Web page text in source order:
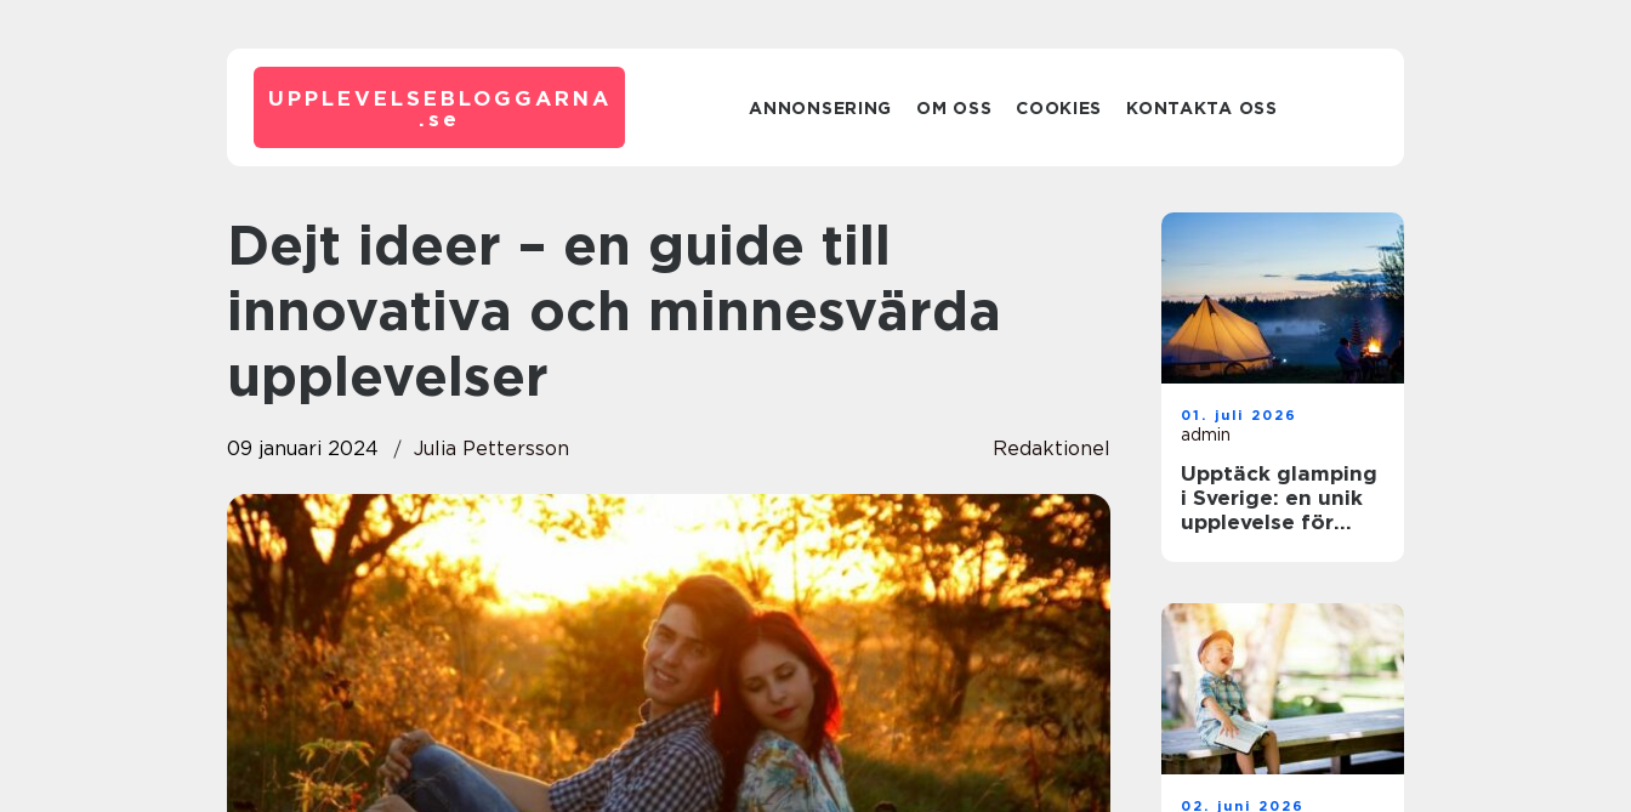
UPPLEVELSEBLOGGARNA
. se ANNONSERING OM OSS COOKIES KONTAKTA OSS
Dejt ideer – en guide till
innovativa och minnesvärda
upplevelser
09 januari 2024 Julia Pettersson Redaktionel
01. juli 2026
admin
Upptäck glamping
i Sverige: en unik
upplevelse för
02. juni 2026